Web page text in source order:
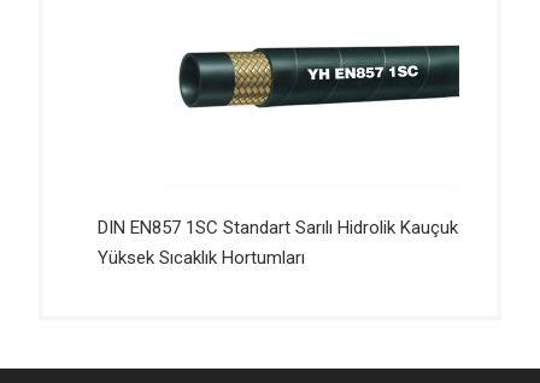
DIN EN857 1SC Standart Sarılı Hidrolik Kauçuk
Yüksek Sıcaklık Hortumları